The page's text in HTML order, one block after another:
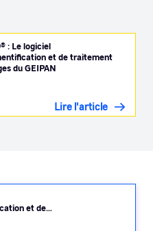
: Le logiciel
et de traitement
du GEIPAN
Lire l'article
et de…